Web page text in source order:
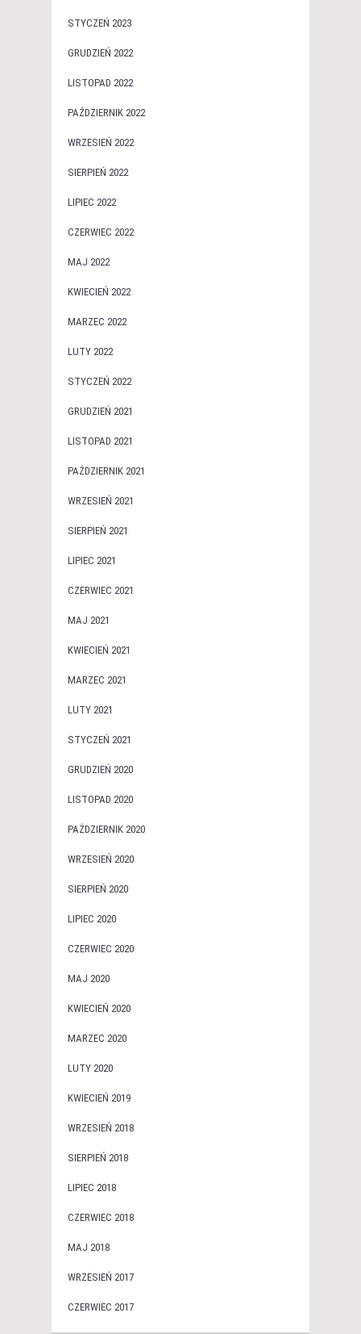
STYCZEŃ 2023
GRUDZIEŃ 2022
LISTOPAD 2022
PAŹDZIERNIK 2022
WRZESIEŃ 2022
SIERPIEŃ 2022
LIPIEC 2022
CZERWIEC 2022
MAJ 2022
KWIECIEŃ 2022
MARZEC 2022
LUTY 2022
STYCZEŃ 2022
GRUDZIEŃ 2021
LISTOPAD 2021
PAŹDZIERNIK 2021
WRZESIEŃ 2021
SIERPIEŃ 2021
LIPIEC 2021
CZERWIEC 2021
MAJ 2021
KWIECIEŃ 2021
MARZEC 2021
LUTY 2021
STYCZEŃ 2021
GRUDZIEŃ 2020
LISTOPAD 2020
PAŹDZIERNIK 2020
WRZESIEŃ 2020
SIERPIEŃ 2020
LIPIEC 2020
CZERWIEC 2020
MAJ 2020
KWIECIEŃ 2020
MARZEC 2020
LUTY 2020
KWIECIEŃ 2019
WRZESIEŃ 2018
SIERPIEŃ 2018
LIPIEC 2018
CZERWIEC 2018
MAJ 2018
WRZESIEŃ 2017
CZERWIEC 2017